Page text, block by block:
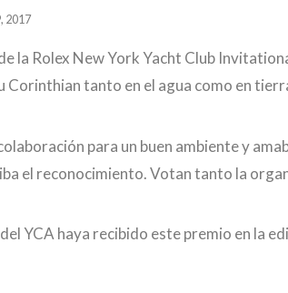
2017
la Rolex New York Yacht Club
tanto en el agua como en
para un buen ambiente y
el reconocimiento. Votan tanto la
YCA haya recibido este premio en la